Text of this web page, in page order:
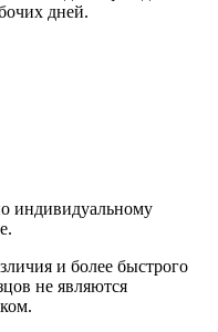
дней.
индивидуальному
и более быстрого
не являются